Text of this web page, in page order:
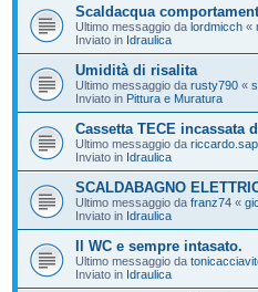
Scaldacqua
Ultimo messaggio da lordmicch «
Inviato in Idraulica
Umidità di risalita
Ultimo messaggio da rusty790 «
Inviato in Pittura e Muratura
Cassetta TECE incassata
Ultimo messaggio da
Inviato in Idraulica
SCALDABAGNO
Ultimo messaggio da franz74 «
Inviato in Idraulica
Il WC e sempre intasato.
Ultimo messaggio da
Inviato in Idraulica